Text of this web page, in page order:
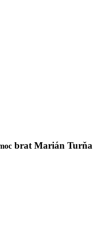
brat Marián Turňa